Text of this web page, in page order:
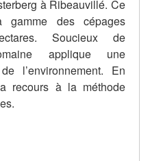
à Ribeauvillé. Ce
gamme des cépages
Soucieux de
applique une
l’environnement. En
recours à la méthode